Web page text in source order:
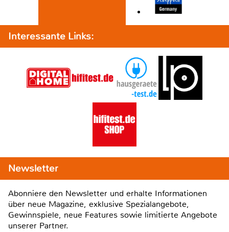
Interessante Links:
Newsletter
Abonniere den Newsletter und erhalte Informationen
über neue Magazine, exklusive Spezialangebote,
Gewinnspiele, neue Features sowie limitierte Angebote
unserer Partner.